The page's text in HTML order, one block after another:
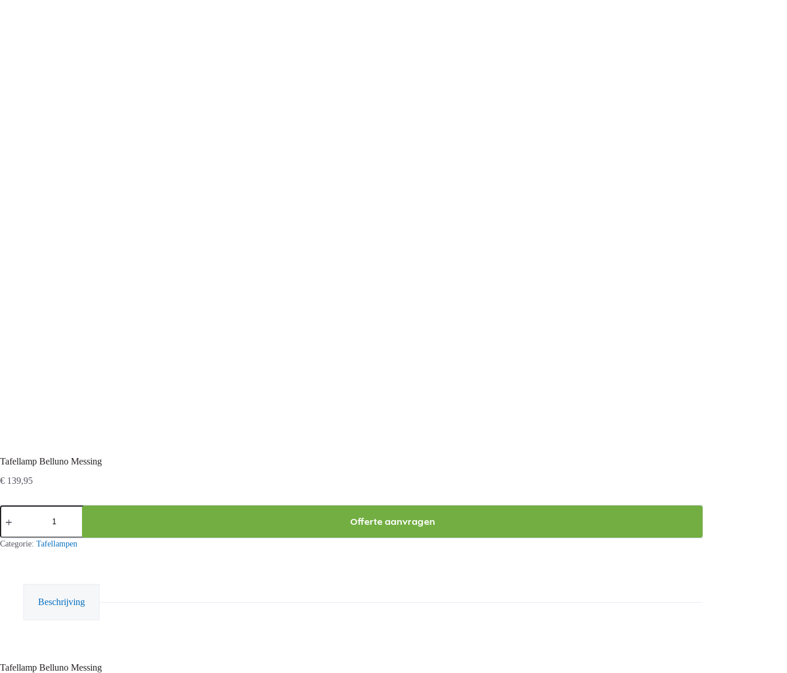
Tafellamp Belluno Messing
€ 139,95
Tafellamp
Belluno
aantal
Offerte aanvragen
Categorie: Tafellampen
Beschrijving
Tafellamp Belluno Messing